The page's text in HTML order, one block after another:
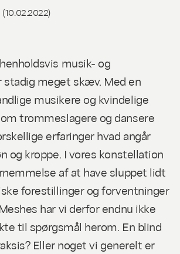
(10.02.2022)
musik- og
stadig meget skæv. Med en
musikere og kvindelige
trommeslagere og dansere
erfaringer hvad angår
og kroppe. I vores konstellation
af at have sluppet lidt
forestillinger og forventninger
har vi derfor endnu ikke
til spørgsmål herom. En blind
Eller noget vi generelt er